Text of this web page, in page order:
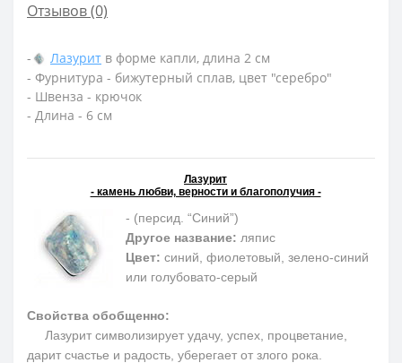
Отзывов (0)
- Лазурит в форме капли, длина 2 см
- Фурнитура - бижутерный сплав, цвет "серебро"
- Швенза - крючок
- Длина - 6 см
Лазурит
- камень любви, верности и благополучия -
- (персид. “Синий”)
Другое название: ляпис
Цвет: синий, фиолетовый, зелено-синий
или голубовато-серый
Свойства обобщенно:
Лазурит символизирует удачу, успех, процветание,
дарит счастье и радость, уберегает от злого рока.